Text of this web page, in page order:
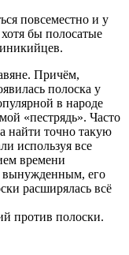
повсеместно и у
бы полосатые
Причём,
полоска у
в народе
«пестрядь». Часто
найти точно такую
используя все
времени
вынужденным, его
расширялась всё
против полоски.